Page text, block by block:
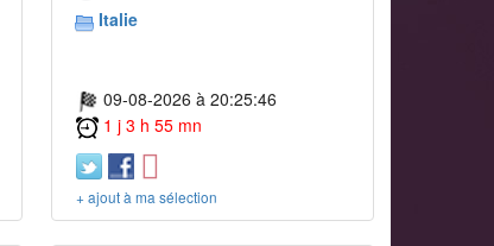
Italie
09-08-2026 à 20:25:46
1 j 3 h 55 mn
+ ajout à ma sélection